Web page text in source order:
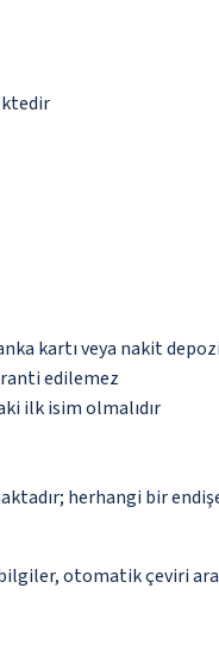
kartı veya nakit
edilemez
ilk isim olmalıdır
herhangi bir
otomatik çeviri